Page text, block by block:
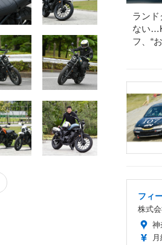
ラン
ない
フ、“
フィ
株式
神